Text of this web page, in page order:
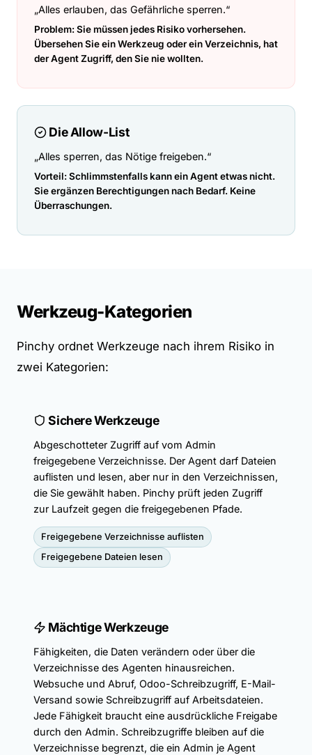
„Alles erlauben, das Gefährliche sperren.“
Problem: Sie müssen jedes Risiko vorhersehen.
Übersehen Sie ein Werkzeug oder ein Verzeichnis, hat
der Agent Zugriff, den Sie nie wollten.
Die Allow-List
„Alles sperren, das Nötige freigeben.“
Vorteil: Schlimmstenfalls kann ein Agent etwas nicht.
Sie ergänzen Berechtigungen nach Bedarf. Keine
Überraschungen.
Werkzeug-Kategorien
Pinchy ordnet Werkzeuge nach ihrem Risiko in
zwei Kategorien:
Sichere Werkzeuge
Abgeschotteter Zugriff auf vom Admin
freigegebene Verzeichnisse. Der Agent darf Dateien
auflisten und lesen, aber nur in den Verzeichnissen,
die Sie gewählt haben. Pinchy prüft jeden Zugriff
zur Laufzeit gegen die freigegebenen Pfade.
Freigegebene Verzeichnisse auflisten
Freigegebene Dateien lesen
Mächtige Werkzeuge
Fähigkeiten, die Daten verändern oder über die
Verzeichnisse des Agenten hinausreichen.
Websuche und Abruf, Odoo-Schreibzugriff, E-Mail-
Versand sowie Schreibzugriff auf Arbeitsdateien.
Jede Fähigkeit braucht eine ausdrückliche Freigabe
durch den Admin. Schreibzugriffe bleiben auf die
Verzeichnisse begrenzt, die ein Admin je Agent